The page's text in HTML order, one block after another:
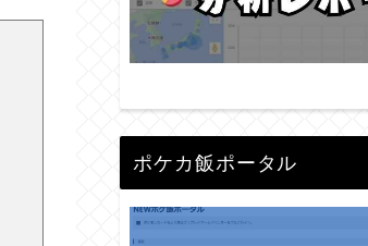
ポケカ飯ポータル